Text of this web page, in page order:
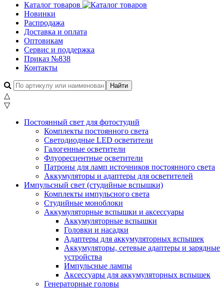
Каталог товаров
Новинки
Распродажа
Доставка и оплата
Оптовикам
Сервис и поддержка
Приказ №838
Контакты
△
▽
Постоянный свет для фотостудий
Комплекты постоянного света
Светодиодные LED осветители
Галогенные осветители
Флуоресцентные осветители
Патроны для ламп источников постоянного света
Аккумуляторы и адаптеры для осветителей
Импульсный свет (студийные вспышки)
Комплекты импульсного света
Студийные моноблоки
Аккумуляторные вспышки и аксессуары
Аккумуляторные вспышки
Головки и насадки
Адаптеры для аккумуляторных вспышек
Аккумуляторы, сетевые адаптеры и зарядные
устройства
Импульсные лампы
Аксессуары для аккумуляторных вспышек
Генераторные головы